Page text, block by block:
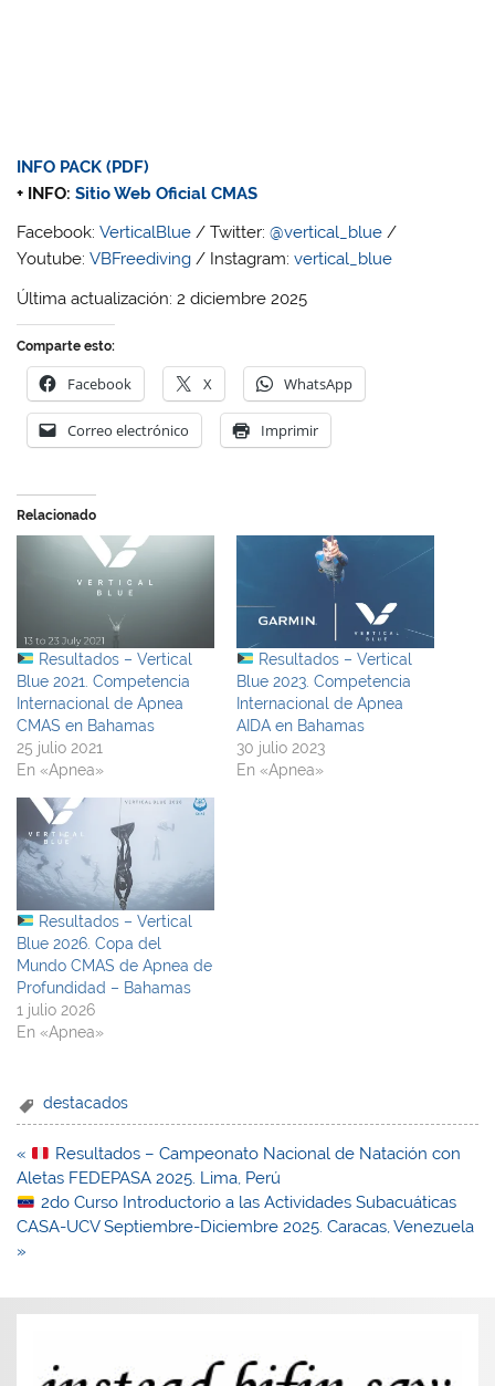
INFO PACK (PDF)
+ INFO:Sitio Web Oficial CMAS
Facebook:VerticalBlue / Twitter:@vertical_blue /
Youtube:VBFreediving / Instagram:vertical_blue
Última actualización: 2 diciembre 2025
Comparte esto:
Facebook X WhatsApp
Correo electrónico Imprimir
Relacionado
Resultados – Vertical
Blue 2021. Competencia
Internacional de Apnea
CMAS en Bahamas
25 julio 2021
En «Apnea»
Resultados – Vertical
Blue 2023. Competencia
Internacional de Apnea
AIDA en Bahamas
30 julio 2023
En «Apnea»
Resultados – Vertical
Blue 2026. Copa del
Mundo CMAS de Apnea de
Profundidad – Bahamas
1 julio 2026
En «Apnea»
destacados
Navegación
de
entradas
«
Resultados – Campeonato Nacional de Natación con
Aletas FEDEPASA 2025. Lima, Perú
2do Curso Introductorio a las Actividades Subacuáticas
CASA-UCV Septiembre-Diciembre 2025. Caracas, Venezuela
»